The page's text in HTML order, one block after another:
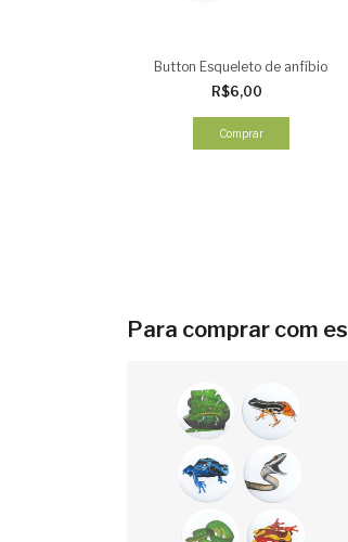
Button Esqueleto de anfíbio
R$6,00
Comprar
Para comprar com